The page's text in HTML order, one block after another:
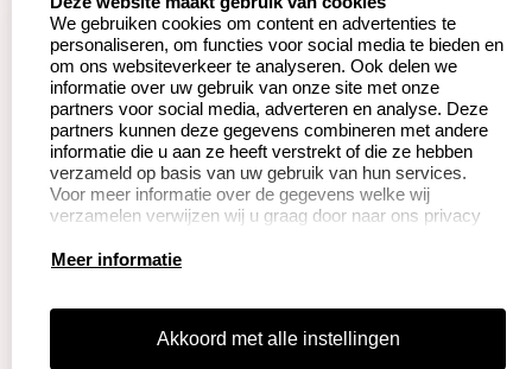
Betaling &
Verzending
Wederverkoper
worden
Veel gestelde vragen
Herroepingsrecht
Retourneren
Productinformatie:
Instructie voor
Aanleverspecificaties
We gebruiken cookies om content en advertenties te
personaliseren, om functies voor social media te bieden en
om ons websiteverkeer te analyseren. Ook delen we
informatie over uw gebruik van onze site met onze
partners voor social media, adverteren en analyse. Deze
partners kunnen deze gegevens combineren met andere
informatie die u aan ze heeft verstrekt of die ze hebben
verzameld op basis van uw gebruik van hun services.
Voor meer informatie over de gegevens welke wij
verzamelen verwijzen wij u graag door naar ons privacy
Meer informatie
Akkoord met alle instellingen